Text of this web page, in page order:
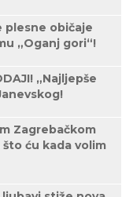
plesne običaje
„Oganj gori“!
„Najljepše
Zagrebačkom
ću kada volim